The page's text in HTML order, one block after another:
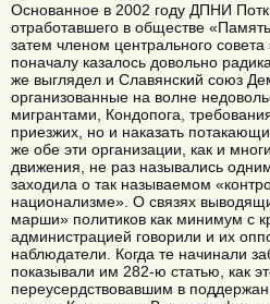
Основанное в 2002 году ДПНИ
отработавшего в обществе
затем членом центрального совета
поначалу казалось довольно
же выглядел и Славянский союз
организованные на волне
мигрантами, Кондопога,
приезжих, но и наказать
же обе эти организации, как и
движения, не раз назывались
заходила о так называемом
национализме». О связях
марши» политиков как минимум с
администрацией говорили и их
наблюдатели. Когда те начинали
показывали им 282-ю статью, как
переусердствовавшим в